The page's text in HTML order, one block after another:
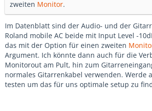
zweiten Monitor.
Im Datenblatt sind der Audio- und der
Roland mobile AC beide mit Input Level -
das mit der Option für einen zweiten
Argument. Ich könnte dann auch für die
Monitorout am Pult, hin zum
normales Gitarrenkabel verwenden. Werde
testen um das für uns optimale setup zu